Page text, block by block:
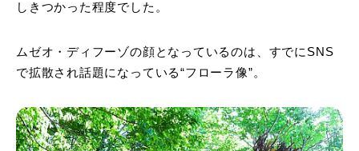
しきつかった程度でした。
ムゼオ・ディフーゾの顔となっているのは、すでにSNS
で拡散され話題になっている“フローラ像”。